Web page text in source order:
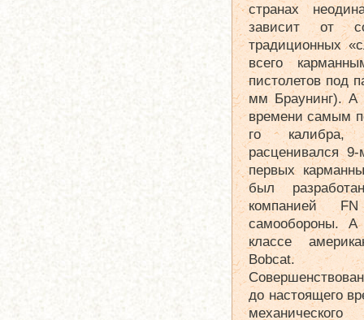
странах
зависит от
традиционных
всего
пистолетов под
мм Браунинг). А
времени самым
го калибра,
расценивался
первых
был
компанией
самообороны. А
классе
Bobcat.
до настоящего